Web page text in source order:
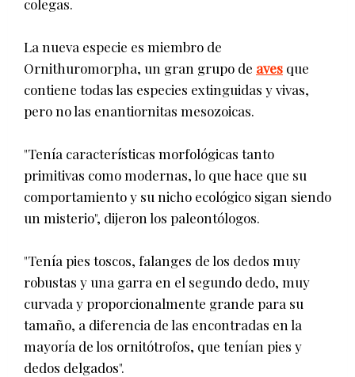
colegas.
La nueva especie es miembro de
Ornithuromorpha, un gran grupo de aves que
contiene todas las especies extinguidas y vivas,
pero no las enantiornitas mesozoicas.
"Tenía características morfológicas tanto
primitivas como modernas, lo que hace que su
comportamiento y su nicho ecológico sigan siendo
un misterio", dijeron los paleontólogos.
"Tenía pies toscos, falanges de los dedos muy
robustas y una garra en el segundo dedo, muy
curvada y proporcionalmente grande para su
tamaño, a diferencia de las encontradas en la
mayoría de los ornitótrofos, que tenían pies y
dedos delgados".